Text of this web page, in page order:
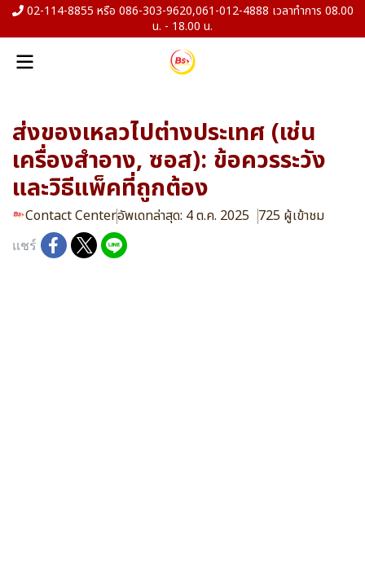
02-114-8855 หรือ 086-303-9620,061-012-4888 เวลาทำการ 08.00
น. - 18.00 น.
ส่งของเหลวไปต่างประเทศ (เช่น
เครื่องสำอาง, ซอส): ข้อควรระวัง
และวิธีแพ็คที่ถูกต้อง
Contact Centerอัพเดทล่าสุด: 4 ต.ค. 2025 725 ผู้เข้าชม
แชร์